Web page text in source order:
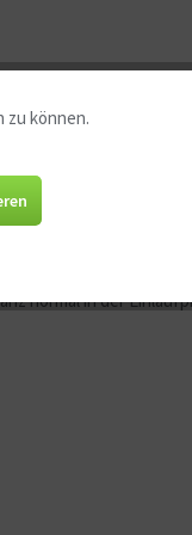
um natürliche
normal in der
Aktiv
zu können.